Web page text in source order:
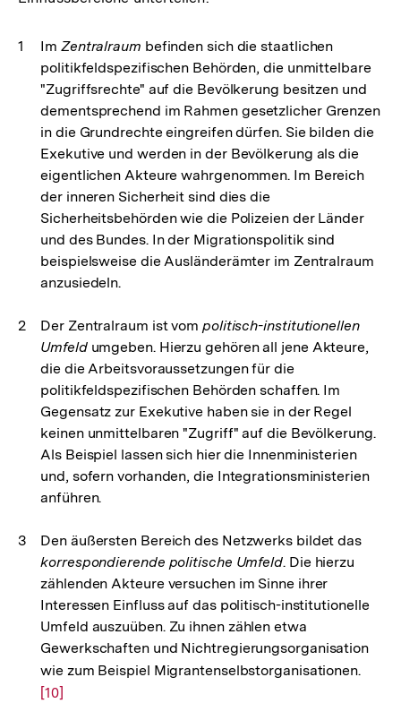
Im Zentralraum befinden sich die staatlichen
politikfeldspezifischen Behörden, die unmittelbare
"Zugriffsrechte" auf die Bevölkerung besitzen und
dementsprechend im Rahmen gesetzlicher Grenzen
in die Grundrechte eingreifen dürfen. Sie bilden die
Exekutive und werden in der Bevölkerung als die
eigentlichen Akteure wahrgenommen. Im Bereich
der inneren Sicherheit sind dies die
Sicherheitsbehörden wie die Polizeien der Länder
und des Bundes. In der Migrationspolitik sind
beispielsweise die Ausländerämter im Zentralraum
anzusiedeln.
Der Zentralraum ist vompolitisch-institutionellen
Umfeldumgeben. Hierzu gehören all jene Akteure,
die die Arbeitsvoraussetzungen für die
politikfeldspezifischen Behörden schaffen. Im
Gegensatz zur Exekutive haben sie in der Regel
keinen unmittelbaren "Zugriff" auf die Bevölkerung.
Als Beispiel lassen sich hier die Innenministerien
und, sofern vorhanden, die Integrationsministerien
anführen.
Den äußersten Bereich des Netzwerks bildet das
korrespondierende politische Umfeld. Die hierzu
zählenden Akteure versuchen im Sinne ihrer
Interessen Einfluss auf das politisch-institutionelle
Umfeld auszuüben. Zu ihnen zählen etwa
Gewerkschaften und Nichtregierungsorganisation
wie zum Beispiel Migrantenselbstorganisationen.
[10]